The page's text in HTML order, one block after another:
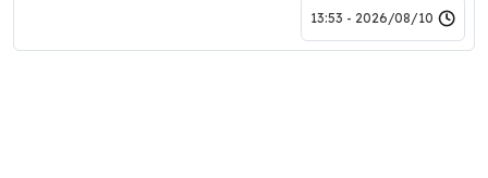
2026/08/10 - 13:53